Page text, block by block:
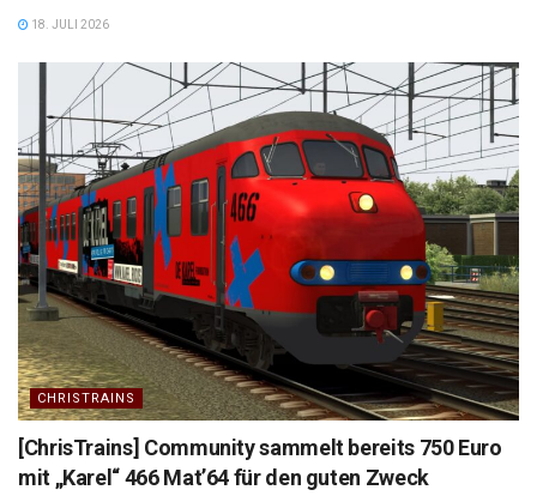
18. JULI 2026
CHRISTRAINS
[ChrisTrains] Community sammelt bereits 750 Euro
mit „Karel“ 466 Mat’64 für den guten Zweck